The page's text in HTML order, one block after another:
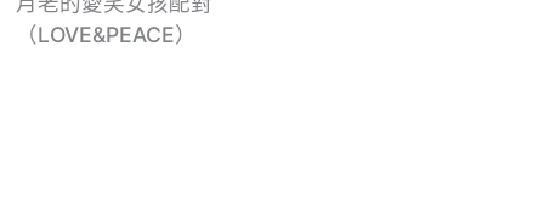
（LOVE&PEACE）